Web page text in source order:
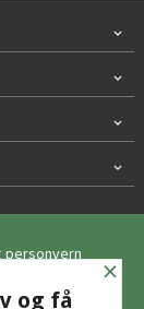
personvern ×
og få